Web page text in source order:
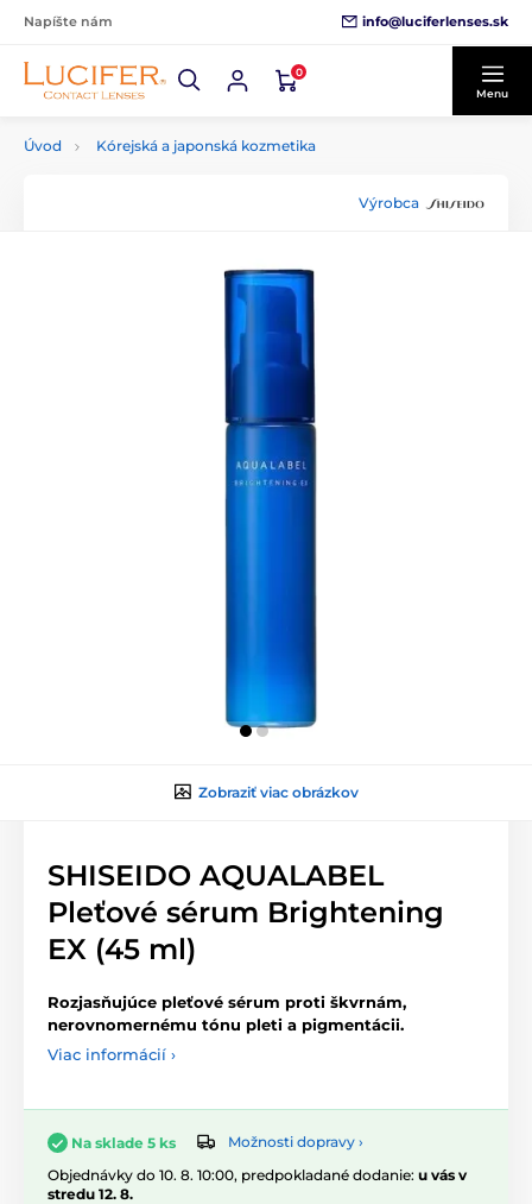
Napíšte nám info@luciferlenses.sk
0
Menu
Úvod Kórejská a japonská kozmetika
Výrobca
Zobraziť viac obrázkov
SHISEIDO AQUALABEL
Pleťové sérum Brightening
EX (45 ml)
Rozjasňujúce pleťové sérum proti škvrnám,
nerovnomernému tónu pleti a pigmentácii.
Viac informácií ›
Na sklade 5 ks
Možnosti dopravy ›
Objednávky do 10. 8. 10:00, predpokladané dodanie: u vás v
stredu 12. 8.